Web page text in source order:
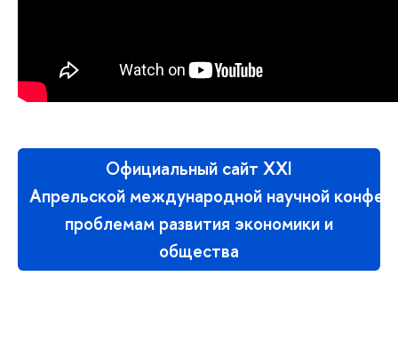
Официальный сайт XXI
Апрельской международной научной
проблемам развития экономики и
общества